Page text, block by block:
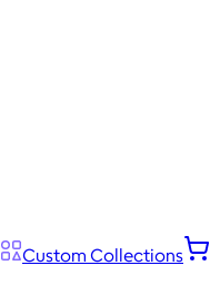
Custom Collections